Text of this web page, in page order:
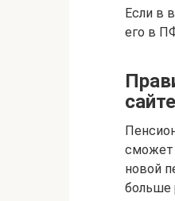
Если в
его в
сможет
новой
больше